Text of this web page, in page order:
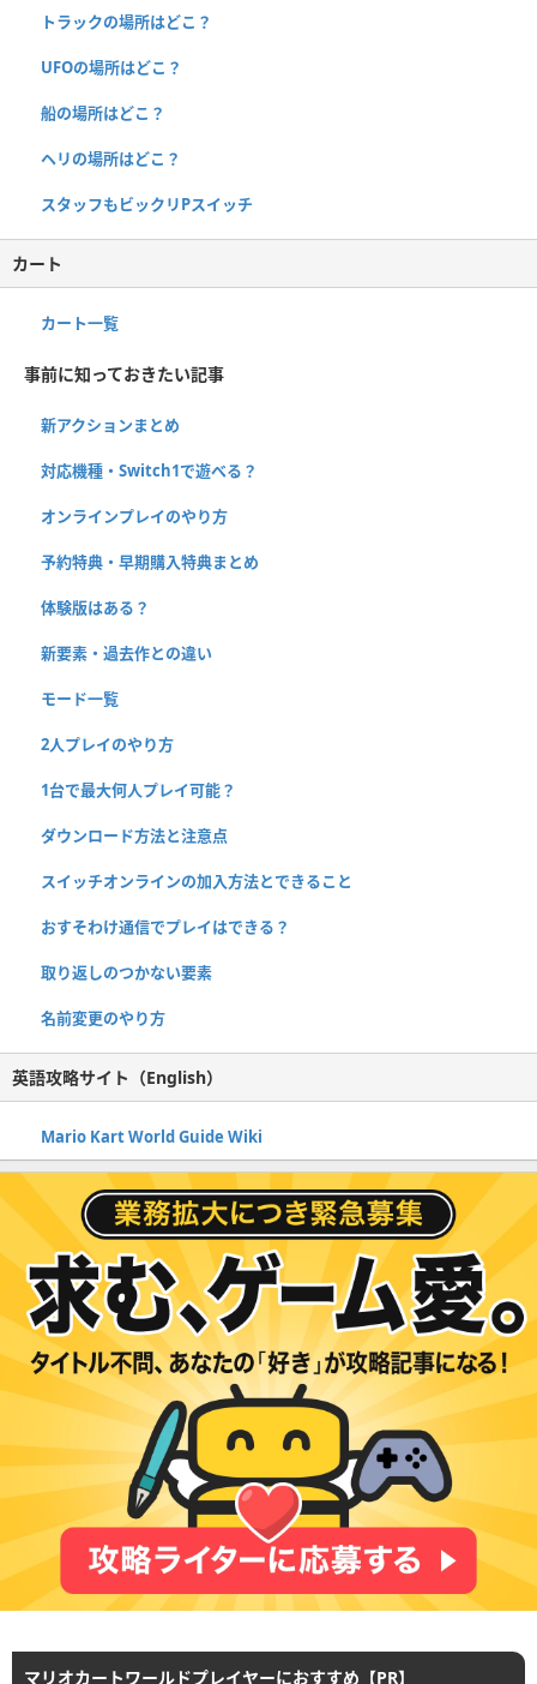
トラックの場所はどこ？
UFOの場所はどこ？
船の場所はどこ？
ヘリの場所はどこ？
スタッフもビックリPスイッチ
カート
カート一覧
事前に知っておきたい記事
新アクションまとめ
対応機種・Switch1で遊べる？
オンラインプレイのやり方
予約特典・早期購入特典まとめ
体験版はある？
新要素・過去作との違い
モード一覧
2人プレイのやり方
1台で最大何人プレイ可能？
ダウンロード方法と注意点
スイッチオンラインの加入方法とできること
おすそわけ通信でプレイはできる？
取り返しのつかない要素
名前変更のやり方
英語攻略サイト（English）
Mario Kart World Guide Wiki
マリオカートワールドプレイヤーにおすすめ【PR】